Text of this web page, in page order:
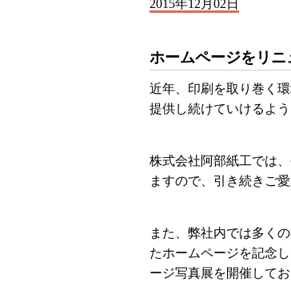
2015年12月02日
ホームページをリニ
近年、印刷を取り巻く
提供し続けていけるよ
株式会社阿部紙工では
ますので、引き続きご
また、弊社内では多く
たホームページを記念
ージ写真展を開催してお